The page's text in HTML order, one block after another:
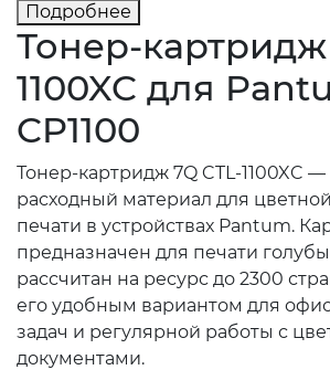
Подробнее
Тонер-картридж
1100XC для
CP1100
Тонер-картридж 7Q CTL-1100XC
расходный материал для
печати в устройствах Pantum.
предназначен для печати
рассчитан на ресурс до 2300
его удобным вариантом для
задач и регулярной работы с
документами.